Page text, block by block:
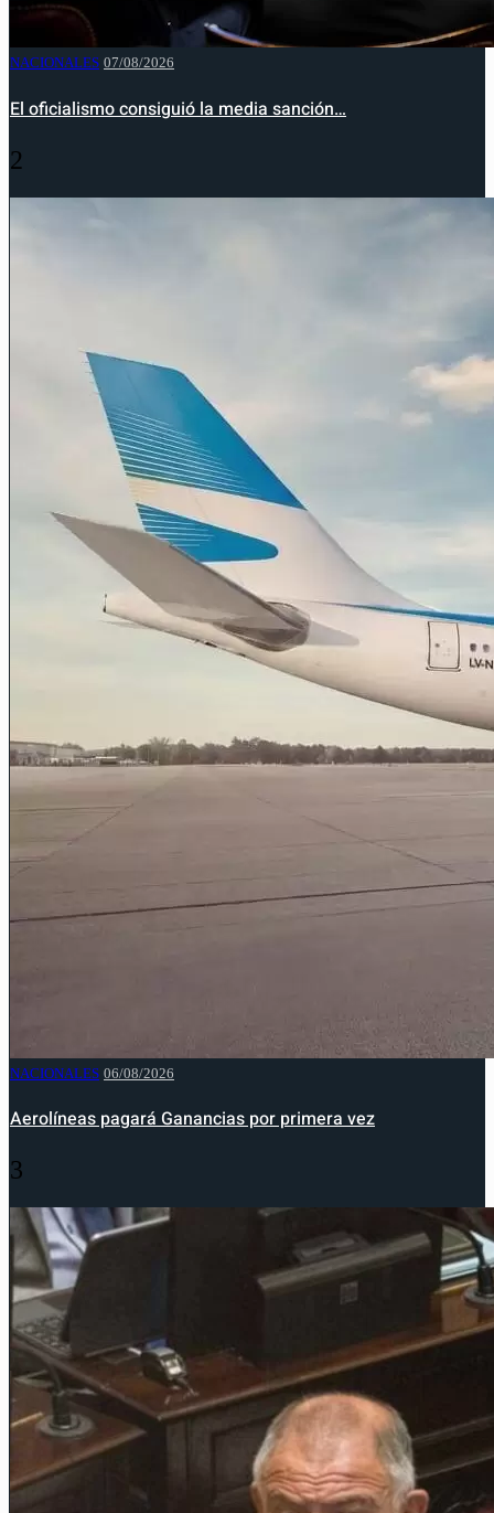
NACIONALES 07/08/2026
El oficialismo consiguió la media sanción…
2
NACIONALES 06/08/2026
Aerolíneas pagará Ganancias por primera vez
3